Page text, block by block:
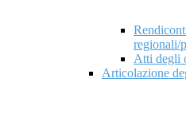
regionali/
Atti degli
Articolazione